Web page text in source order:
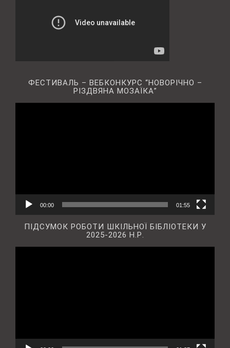
ФЕСТИВАЛЬ – ВЕБКОНКУРС “НОВОРІЧНО –
РІЗДВЯНА МОЗАЇКА”
00:00 01:55
ПІДСУМОК РОБОТИ ШКІЛЬНОЇ БІБЛІОТЕКИ У
2025-2026 Н.Р.